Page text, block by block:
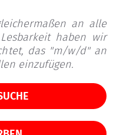
an alle
haben wir
das "m/w/d" an
einzufügen.